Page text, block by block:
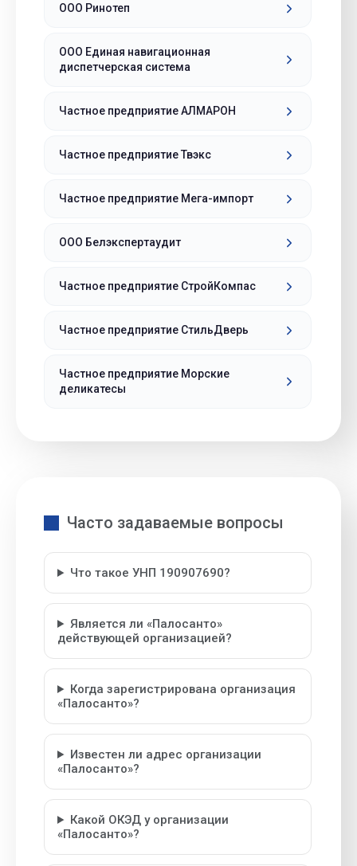
ООО Ринотеп
ООО Единая навигационная
диспетчерская система
Частное предприятие АЛМАРОН
Частное предприятие Твэкс
Частное предприятие Мега-импорт
ООО Белэкспертаудит
Частное предприятие СтройКомпас
Частное предприятие СтильДверь
Частное предприятие Морские
деликатесы
Часто задаваемые вопросы
Что такое УНП 190907690?
Является ли «Палосанто»
действующей организацией?
Когда зарегистрирована организация
«Палосанто»?
Известен ли адрес организации
«Палосанто»?
Какой ОКЭД у организации
«Палосанто»?